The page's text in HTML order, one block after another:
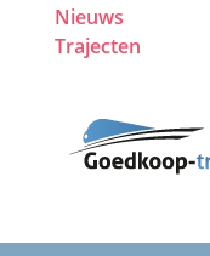
Nieuws
Trajecten